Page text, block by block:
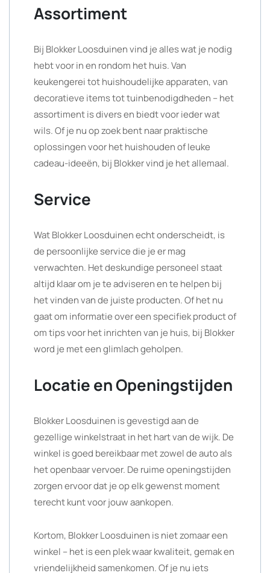
Assortiment
Bij Blokker Loosduinen vind je alles wat je nodig
hebt voor in en rondom het huis. Van
keukengerei tot huishoudelijke apparaten, van
decoratieve items tot tuinbenodigdheden – het
assortiment is divers en biedt voor ieder wat
wils. Of je nu op zoek bent naar praktische
oplossingen voor het huishouden of leuke
cadeau-ideeën, bij Blokker vind je het allemaal.
Service
Wat Blokker Loosduinen echt onderscheidt, is
de persoonlijke service die je er mag
verwachten. Het deskundige personeel staat
altijd klaar om je te adviseren en te helpen bij
het vinden van de juiste producten. Of het nu
gaat om informatie over een specifiek product of
om tips voor het inrichten van je huis, bij Blokker
word je met een glimlach geholpen.
Locatie en Openingstijden
Blokker Loosduinen is gevestigd aan de
gezellige winkelstraat in het hart van de wijk. De
winkel is goed bereikbaar met zowel de auto als
het openbaar vervoer. De ruime openingstijden
zorgen ervoor dat je op elk gewenst moment
terecht kunt voor jouw aankopen.
Kortom, Blokker Loosduinen is niet zomaar een
winkel – het is een plek waar kwaliteit, gemak en
vriendelijkheid samenkomen. Of je nu iets